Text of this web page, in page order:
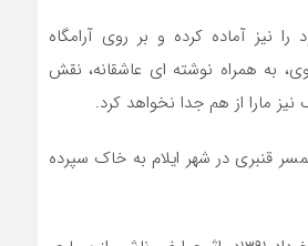
نیز آماده کرده و بر روی آرامگاه
به همراه نوشته ای عاشقانه، نقش
مارا از هم جدا نخواهد کرد.
قنبری در شهر ایلام به خاک سپرده